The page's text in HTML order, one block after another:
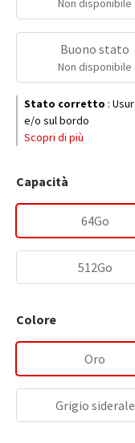
Non disponibile
Buono stato
Non disponibile
Stato corretto :
e/o sul bordo
Scopri di più
Capacità
64Go
512Go
Colore
Oro
Grigio siderale